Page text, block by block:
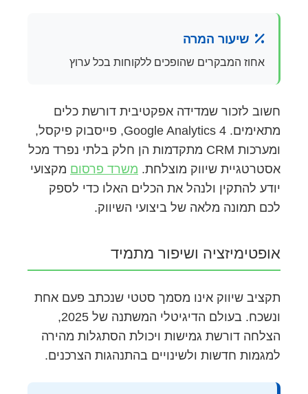
שיעור המרה
אחוז המבקרים שהופכים ללקוחות בכל ערוץ
חשוב לזכור שמדידה אפקטיבית דורשת כלים
מתאימים. Google Analytics 4, פייסבוק פיקסל,
ומערכות CRM מתקדמות הן חלק בלתי נפרד מכל
אסטרטגיית שיווק מוצלחת. משרד פרסום מקצועי
יודע להתקין ולנהל את הכלים האלו כדי לספק
לכם תמונה מלאה של ביצועי השיווק.
אופטימיזציה ושיפור מתמיד
תקציב שיווק אינו מסמך סטטי שנכתב פעם אחת
ונשכח. בעולם הדיגיטלי המשתנה של 2025,
הצלחה דורשת גמישות ויכולת הסתגלות מהירה
למגמות חדשות ולשינויים בהתנהגות הצרכנים.